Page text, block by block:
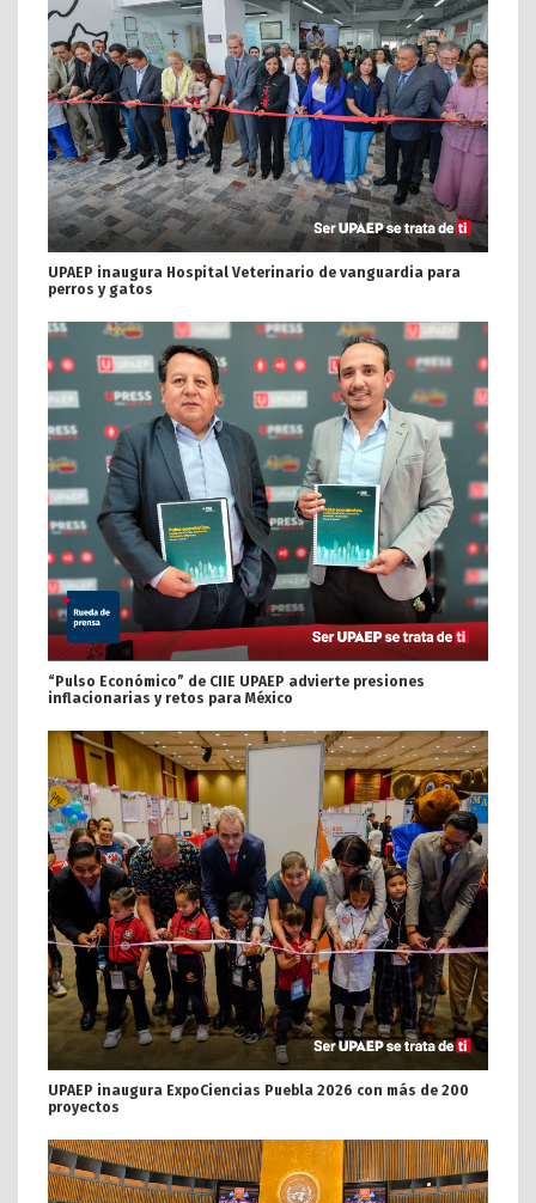
UPAEP inaugura Hospital Veterinario de vanguardia para
perros y gatos
“Pulso Económico” de CIIE UPAEP advierte presiones
inflacionarias y retos para México
UPAEP inaugura ExpoCiencias Puebla 2026 con más de 200
proyectos